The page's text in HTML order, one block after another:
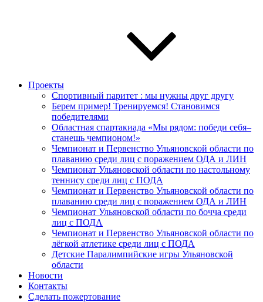
Проекты
Спортивный паритет : мы нужны друг другу
Берем пример! Тренируемся! Становимся
победителями
Областная спартакиада «Мы рядом: победи себя–
станешь чемпионом!»
Чемпионат и Первенство Ульяновской области по
плаванию среди лиц с поражением ОДА и ЛИН
Чемпионат Ульяновской области по настольному
теннису среди лиц с ПОДА
Чемпионат и Первенство Ульяновской области по
плаванию среди лиц с поражением ОДА и ЛИН
Чемпионат Ульяновской области по бочча среди
лиц с ПОДА
Чемпионат и Первенство Ульяновской области по
лёгкой атлетике среди лиц с ПОДА
Детские Паралимпийские игры Ульяновской
области
Новости
Контакты
Сделать пожертование